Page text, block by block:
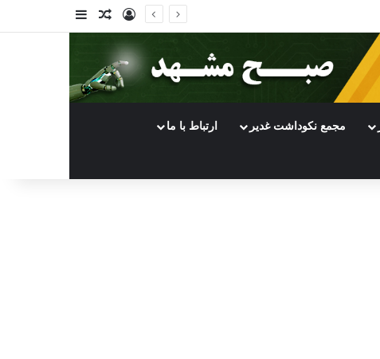
ورودنوشته تصادفی
سایدبار
مجمع نکوداشت غدیر ارتباط با ما